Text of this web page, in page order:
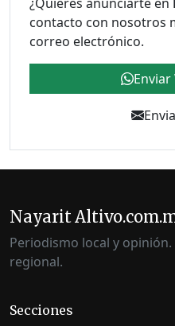
contacto con nosotros
correo electrónico.
Enviar
Nayarit
Periodismo local y
regional.
Secciones